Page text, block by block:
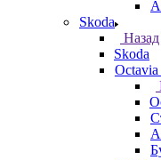
Skoda
Назад
Skoda